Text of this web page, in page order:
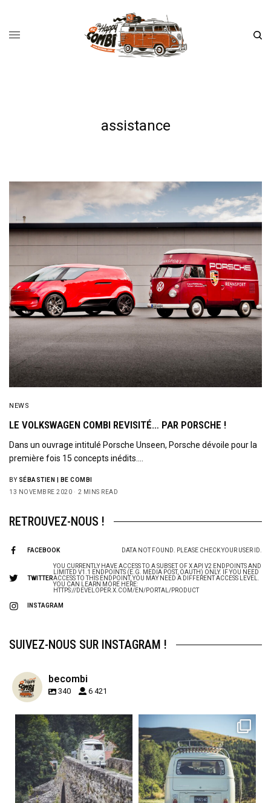
assistance
NEWS
LE VOLKSWAGEN COMBI REVISITÉ… PAR PORSCHE !
Dans un ouvrage intitulé Porsche Unseen, Porsche dévoile pour la
première fois 15 concepts inédits.…
BY SÉBASTIEN | BE COMBI
13 NOVEMBRE 2020
2 MINS READ
RETROUVEZ-NOUS !
FACEBOOK DATA NOT FOUND. PLEASE CHECK YOUR USER ID.
TWITTER
YOU CURRENTLY HAVE ACCESS TO A SUBSET OF X API V2 ENDPOINTS AND
LIMITED V1.1 ENDPOINTS (E.G. MEDIA POST, OAUTH) ONLY. IF YOU NEED
ACCESS TO THIS ENDPOINT, YOU MAY NEED A DIFFERENT ACCESS LEVEL.
YOU CAN LEARN MORE HERE:
HTTPS://DEVELOPER.X.COM/EN/PORTAL/PRODUCT
INSTAGRAM
SUIVEZ-NOUS SUR INSTAGRAM !
becombi
340 6 421
becombi